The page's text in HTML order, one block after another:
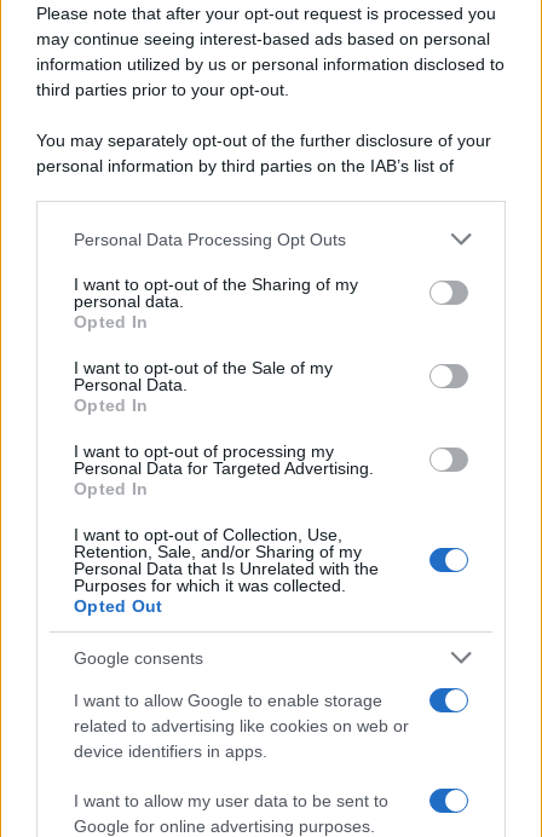
Please note that after your opt-out request is processed you
may continue seeing interest-based ads based on personal
information utilized by us or personal information disclosed to
third parties prior to your opt-out.
You may separately opt-out of the further disclosure of your
personal information by third parties on the IAB’s list of
This information may also be disclosed by us to third parties
disclose it to other third parties.
Please note that this website/app uses one or more Google
services and may gather and store information including but
not limited to your visit or usage behaviour. You may click to
grant or deny consent to Google and its third-party tags to
consent section.
Personal Data Processing Opt Outs
I want to opt-out of the Sharing of my
personal data.
Opted In
I want to opt-out of the Sale of my
Personal Data.
Opted In
I want to opt-out of processing my
Personal Data for Targeted Advertising.
Opted In
I want to opt-out of Collection, Use,
Retention, Sale, and/or Sharing of my
Personal Data that Is Unrelated with the
Purposes for which it was collected.
Opted Out
Google consents
I want to allow Google to enable storage
related to advertising like cookies on web or
device identifiers in apps.
I want to allow my user data to be sent to
Google for online advertising purposes.